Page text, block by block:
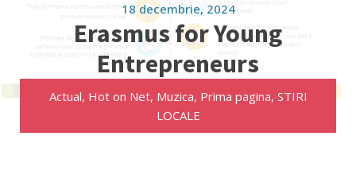
18 decembrie, 2024
Erasmus for Young
Entrepreneurs
Actual, Hot on Net, Muzica, Prima pagina, STIRI
LOCALE